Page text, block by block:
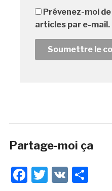
Prévenez-moi
articles par e-mail.
Partage-moi ça
Facebook
Twitter
VK